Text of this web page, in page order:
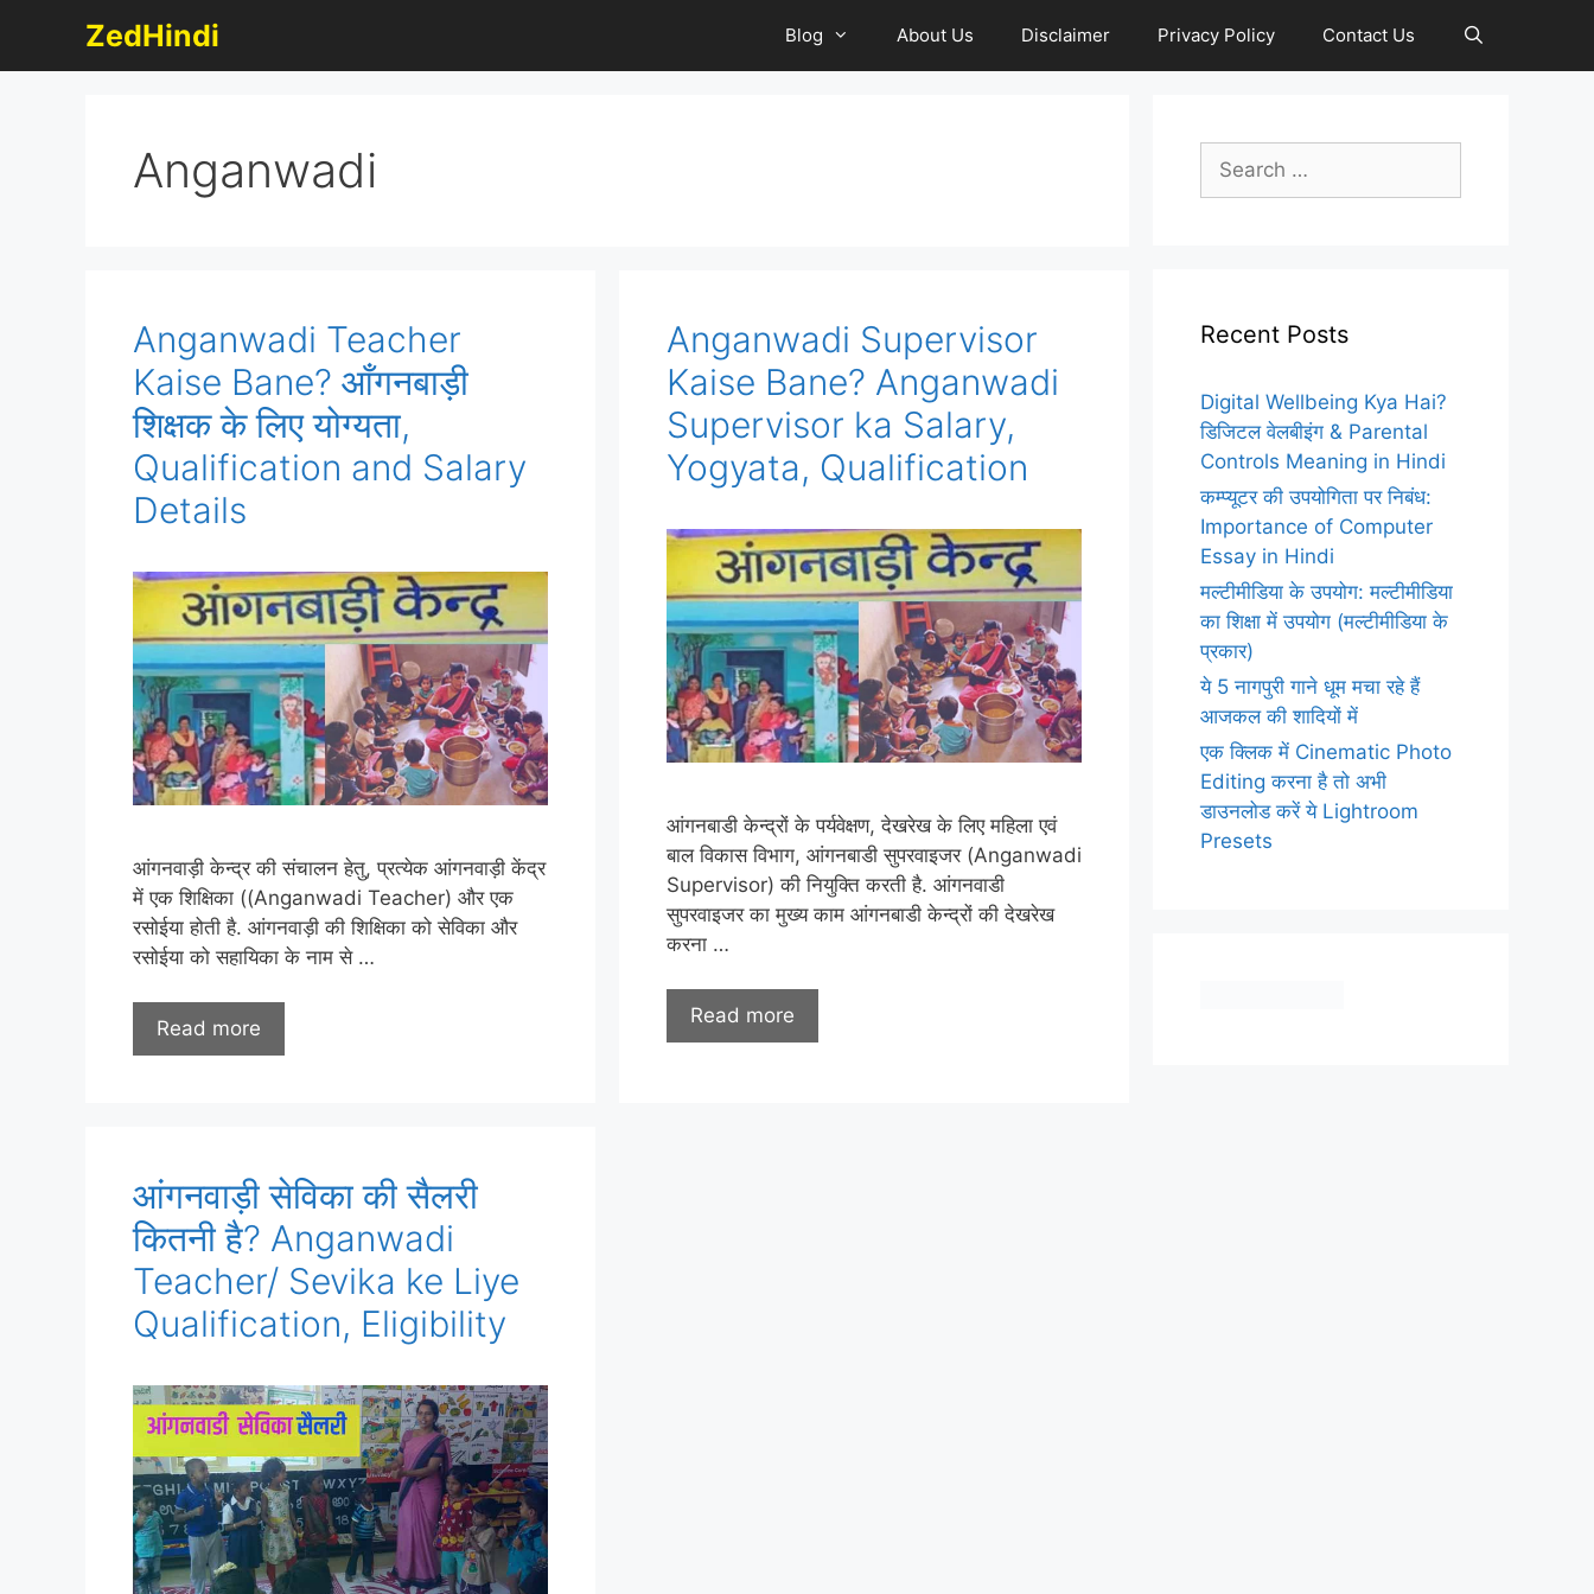
content
ZedHindi Blog About Us Disclaimer Privacy Policy Contact Us
Anganwadi
Anganwadi Teacher
Kaise Bane? आँगनबाड़ी
शिक्षक के लिए योग्यता,
Qualification and Salary
Details
आंगनवाड़ी केन्द्र की संचालन हेतु, प्रत्येक आंगनवाड़ी केंद्र
में एक शिक्षिका ((Anganwadi Teacher) और एक
रसोईया होती है. आंगनवाड़ी की शिक्षिका को सेविका और
रसोईया को सहायिका के नाम से …
Read more
Anganwadi Supervisor
Kaise Bane? Anganwadi
Supervisor ka Salary,
Yogyata, Qualification
आंगनबाडी केन्द्रों के पर्यवेक्षण, देखरेख के लिए महिला एवं
बाल विकास विभाग, आंगनबाडी सुपरवाइजर (Anganwadi
Supervisor) की नियुक्ति करती है. आंगनवाडी
सुपरवाइजर का मुख्य काम आंगनबाडी केन्द्रों की देखरेख
करना …
Read more
आंगनवाड़ी सेविका की सैलरी
कितनी है? Anganwadi
Teacher/ Sevika ke Liye
Qualification, Eligibility
Search
for:
Recent Posts
Digital Wellbeing Kya Hai?
डिजिटल वेलबीइंग & Parental
Controls Meaning in Hindi
कम्प्यूटर की उपयोगिता पर निबंध:
Importance of Computer
Essay in Hindi
मल्टीमीडिया के उपयोग: मल्टीमीडिया
का शिक्षा में उपयोग (मल्टीमीडिया के
प्रकार)
ये 5 नागपुरी गाने धूम मचा रहे हैं
आजकल की शादियों में
एक क्लिक में Cinematic Photo
Editing करना है तो अभी
डाउनलोड करें ये Lightroom
Presets